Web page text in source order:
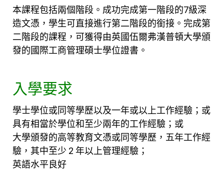
本課程包括兩個階段。成功完成第一階段的7級深
造文憑，學生可直接進行第二階段的銜接。完成第
二階段的課程，可獲得由英國伍爾弗漢普頓大學頒
發的國際工商管理碩士學位證書。
入學要求
學士學位或同等學歷以及一年或以上工作經驗；或
具有相當於學位和至少兩年的工作經驗；或
大學頒發的高等教育文憑或同等學歷，五年工作經
驗，其中至少 2 年以上管理經驗；
英語水平良好